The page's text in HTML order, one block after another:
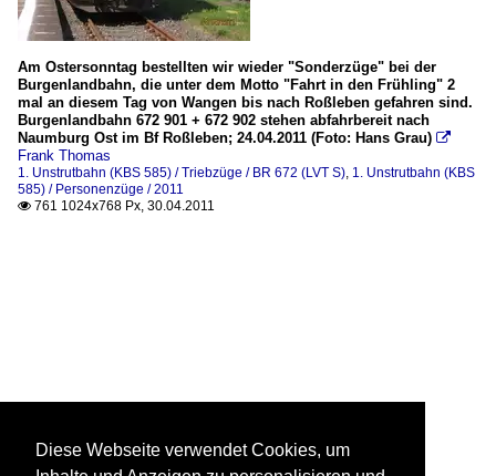
Am Ostersonntag bestellten wir wieder "Sonderzüge" bei der
Burgenlandbahn, die unter dem Motto "Fahrt in den Frühling" 2
mal an diesem Tag von Wangen bis nach Roßleben gefahren sind.
Burgenlandbahn 672 901 + 672 902 stehen abfahrbereit nach
Naumburg Ost im Bf Roßleben; 24.04.2011 (Foto: Hans Grau) 
Frank Thomas
1. Unstrutbahn (KBS 585) / Triebzüge / BR 672 (LVT S), 1. Unstrutbahn (KBS
585) / Personenzüge / 2011
 761 1024x768 Px, 30.04.2011
Diese Webseite verwendet Cookies, um